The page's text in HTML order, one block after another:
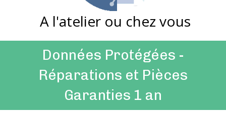
A l'atelier ou chez vous
Données Protégées -
Réparations et Pièces
Garanties 1 an